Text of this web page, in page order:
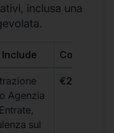
inclusa una
Include Costo
Agenzia
sul
€264 +